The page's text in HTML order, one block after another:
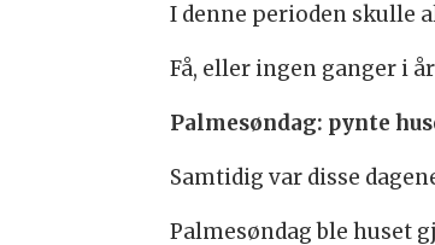
I denne perioden skulle
Få, eller ingen ganger i
Palmesøndag: pynte
Samtidig var disse
Palmesøndag ble huset